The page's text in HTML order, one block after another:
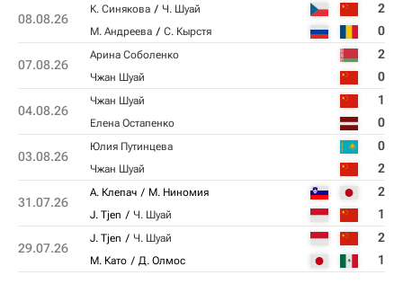
08.08.26
К. Синякова Ч. Шуай 2
М. Андреева С. Кырстя 0
07.08.26
Арина Соболенко 2
Чжан Шуай 0
04.08.26
Чжан Шуай 1
Елена Остапенко 0
03.08.26
Юлия Путинцева 0
Чжан Шуай 2
31.07.26
А. Клепач М. Ниномия 2
J. Tjen Ч. Шуай 1
29.07.26
J. Tjen Ч. Шуай 2
М. Като Д. Олмос 1